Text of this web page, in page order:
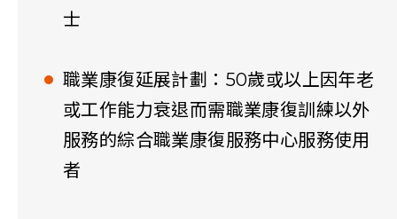
士
職業康復延展計劃：50歲或以上因年老
或工作能力衰退而需職業康復訓練以外
服務的綜合職業康復服務中心服務使用
者